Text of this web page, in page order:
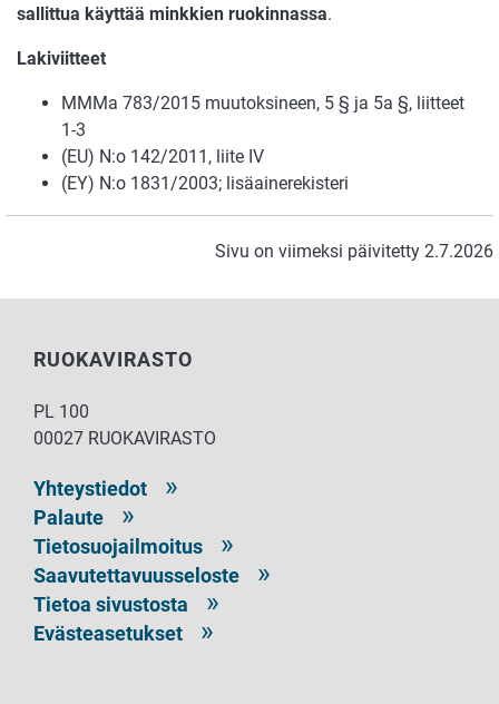
sallittua käyttää minkkien ruokinnassa.
Lakiviitteet
MMMa 783/2015 muutoksineen, 5 § ja 5a §, liitteet
1-3
(EU) N:o 142/2011, liite IV
(EY) N:o 1831/2003; lisäainerekisteri
Sivu on viimeksi päivitetty 2.7.2026
RUOKAVIRASTO
PL 100
00027 RUOKAVIRASTO
Yhteystiedot
Palaute
Tietosuojailmoitus
Saavutettavuusseloste
Tietoa sivustosta
Evästeasetukset